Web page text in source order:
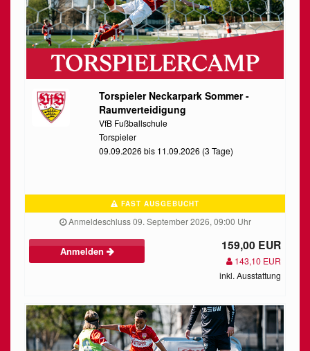
Torspieler Neckarpark Sommer -
Raumverteidigung
VfB Fußballschule
Torspieler
09.09.2026 bis 11.09.2026 (3 Tage)
FAST AUSGEBUCHT
Anmeldeschluss 09. September 2026, 09:00 Uhr
Anmelden 159,00 EUR
143,10 EUR
inkl. Ausstattung